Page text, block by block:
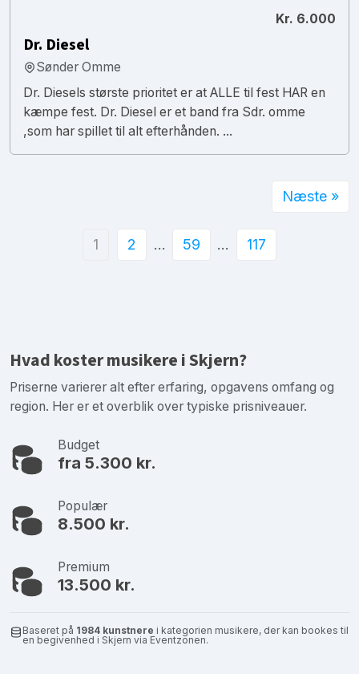
Kr. 6.000
Dr. Diesel
Sønder Omme
Dr. Diesels største prioritet er at ALLE til fest HAR en
kæmpe fest. Dr. Diesel er et band fra Sdr. omme
,som har spillet til alt efterhånden. ...
1 2 … 59 … 117
Næste »
Hvad koster musikere i Skjern?
Priserne varierer alt efter erfaring, opgavens omfang og
region. Her er et overblik over typiske prisniveauer.
Budget
fra 5.300 kr.
Populær
8.500 kr.
Premium
13.500 kr.
Baseret på 1984 kunstnere i kategorien musikere, der kan bookes til
en begivenhed i Skjern via Eventzonen.